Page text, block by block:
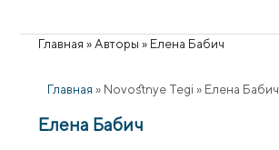
Главная » Авторы » Елена Бабич
Главная » Novostnye Tegi » Елена Бабич
Елена Бабич